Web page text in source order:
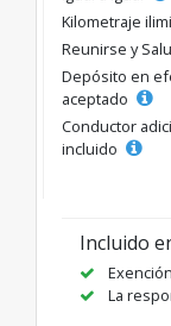
Kilometraje
Reunirse y
Depósito en
aceptado
Conductor
incluido
Incluido
La